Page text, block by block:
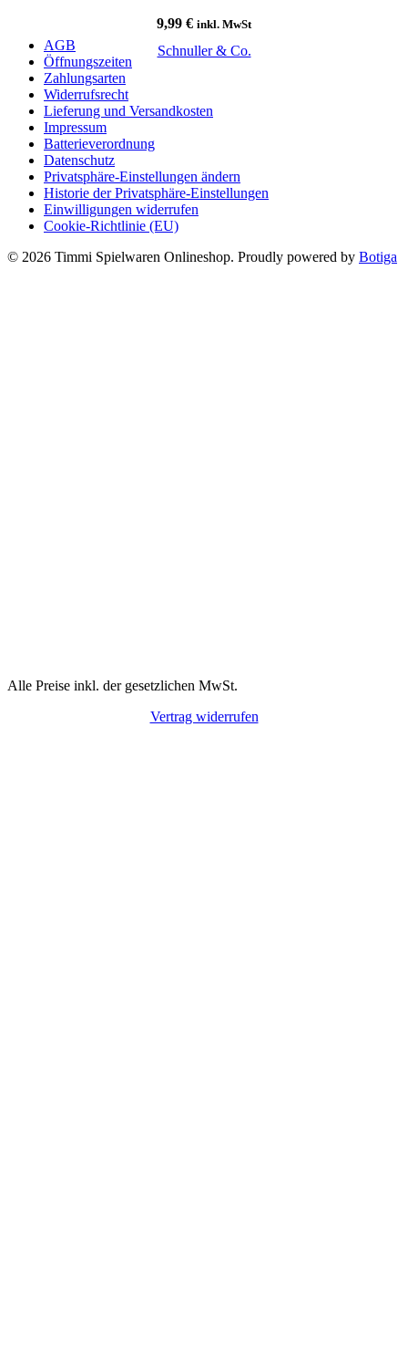
9,99 € inkl. MwSt
Schnuller & Co.
AGB
Öffnungszeiten
Zahlungsarten
Widerrufsrecht
Lieferung und Versandkosten
Impressum
Batterieverordnung
Datenschutz
Privatsphäre-Einstellungen ändern
Historie der Privatsphäre-Einstellungen
Einwilligungen widerrufen
Cookie-Richtlinie (EU)
© 2026 Timmi Spielwaren Onlineshop. Proudly powered by Botiga
Alle Preise inkl. der gesetzlichen MwSt.
Vertrag widerrufen